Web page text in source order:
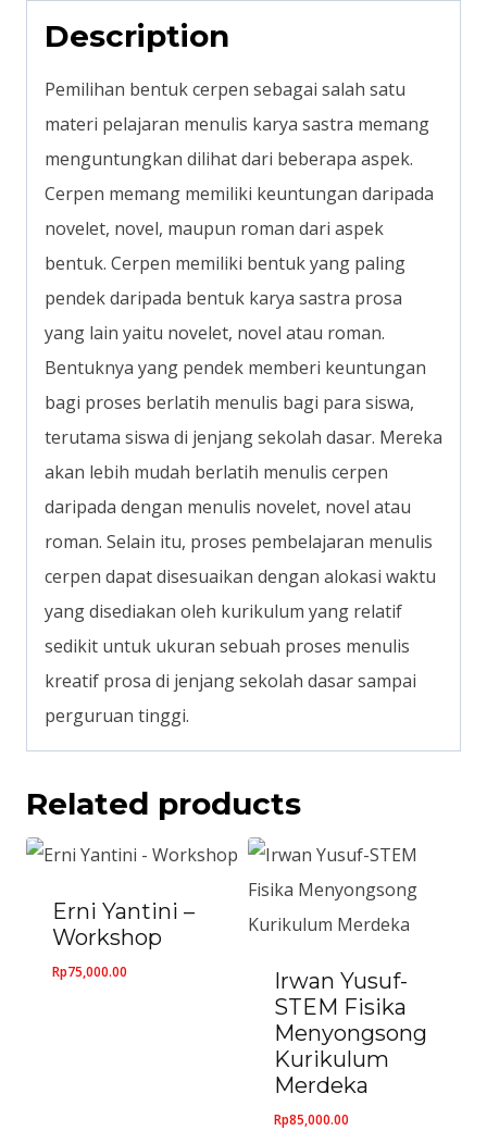
Description
Pemilihan bentuk cerpen sebagai salah satu
materi pelajaran menulis karya sastra memang
menguntungkan dilihat dari beberapa aspek.
Cerpen memang memiliki keuntungan daripada
novelet, novel, maupun roman dari aspek
bentuk. Cerpen memiliki bentuk yang paling
pendek daripada bentuk karya sastra prosa
yang lain yaitu novelet, novel atau roman.
Bentuknya yang pendek memberi keuntungan
bagi proses berlatih menulis bagi para siswa,
terutama siswa di jenjang sekolah dasar. Mereka
akan lebih mudah berlatih menulis cerpen
daripada dengan menulis novelet, novel atau
roman. Selain itu, proses pembelajaran menulis
cerpen dapat disesuaikan dengan alokasi waktu
yang disediakan oleh kurikulum yang relatif
sedikit untuk ukuran sebuah proses menulis
kreatif prosa di jenjang sekolah dasar sampai
perguruan tinggi.
Related products
Erni Yantini –
Workshop
Rp75,000.00
Irwan Yusuf-
STEM Fisika
Menyongsong
Kurikulum
Merdeka
Rp85,000.00